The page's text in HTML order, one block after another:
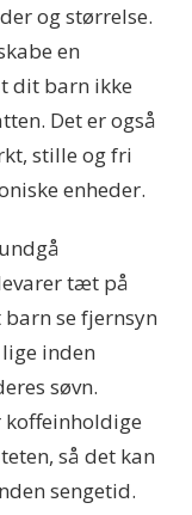
og størrelse.
en
dit barn ikke
Det er også
stille og fri
enheder.
tæt på
se fjernsyn
inden
søvn.
koffeinholdige
så det kan
sengetid.